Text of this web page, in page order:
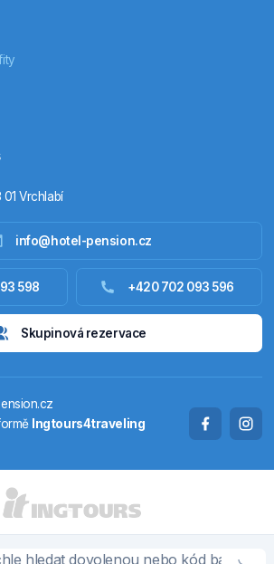
Ubytování zahraniční
Termály
Chaty a chalupy
DE
01 Vrchlabí
info@hotel-pension.cz
598 +420 702 093 596
Skupinová rezervace
Ingtours4traveling